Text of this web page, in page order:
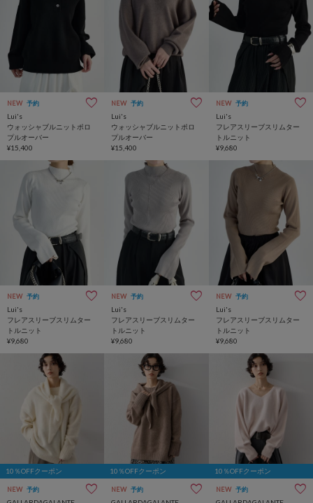
NEW 予約
Lui's
ウォッシャブルニットポロ
プルオーバー
¥15,400
NEW 予約
Lui's
ウォッシャブルニットポロ
プルオーバー
¥15,400
NEW 予約
Lui's
フレアスリーブスリムター
トルニット
¥9,680
NEW 予約
Lui's
フレアスリーブスリムター
トルニット
¥9,680
NEW 予約
Lui's
フレアスリーブスリムター
トルニット
¥9,680
NEW 予約
Lui's
フレアスリーブスリムター
トルニット
¥9,680
10％OFFクーポン
NEW 予約
10％OFFクーポン
NEW 予約
10％OFFクーポン
NEW 予約